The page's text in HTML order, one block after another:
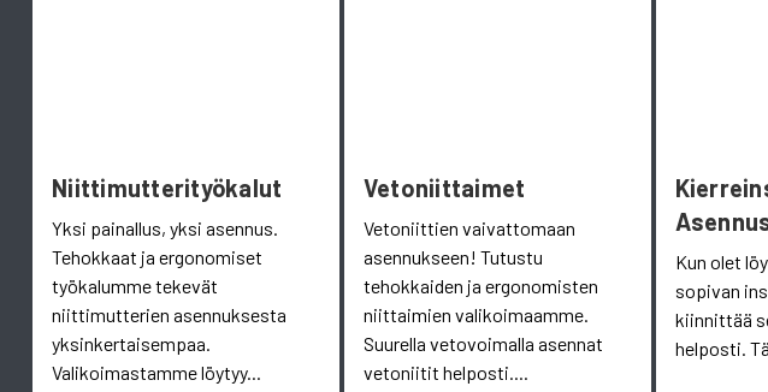
Niittimutterityökalut
Yksi painallus, yksi asennus.
Tehokkaat ja ergonomiset
työkalumme tekevät
niittimutterien asennuksesta
yksinkertaisempaa.
Valikoimastamme löytyy...
Vetoniittaimet
Vetoniittien vaivattomaan
asennukseen! Tutustu
tehokkaiden ja ergonomisten
niittaimien valikoimaamme.
Suurella vetovoimalla asennat
vetoniitit helposti....
Kun olet
sopivan
kiinnittää
helposti.